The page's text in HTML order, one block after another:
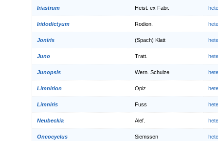
Iriastrum Heist. ex Fabr.
Iridodictyum Rodion.
Joniris (Spach) Klatt
Juno Tratt.
Junopsis Wern. Schulze
Limnirion Opiz
Limniris Fuss
Neubeckia Alef.
Oncocyclus Siemssen